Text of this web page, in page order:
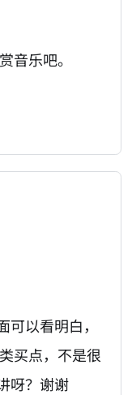
音乐吧。
以看明白，
买点，不是很
呀？谢谢